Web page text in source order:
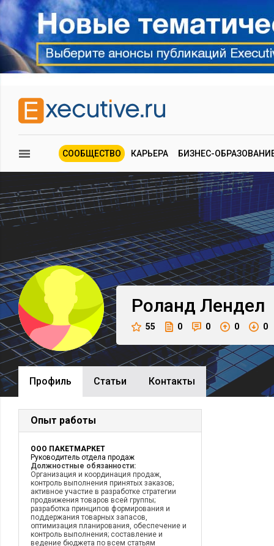
СООБЩЕСТВО КАРЬЕРА БИЗНЕС-
Роланд Лендел
55 0 0 0 0
Профиль Cтатьи Контакты
Опыт работы
ООО ПАКЕТМАРКЕТ
Руководитель отдела продаж
Должностные обязанности:
Организация и координация продаж,
контроль выполнения принятых заказов;
активное участие в разработке стратегии
продвижения товаров всей группы;
разработка принципов формирования и
поддержания товарных запасов,
оптимизация планирования, обеспечение и
контроль выполнения; составление и
ведение бюджета по всем статьям